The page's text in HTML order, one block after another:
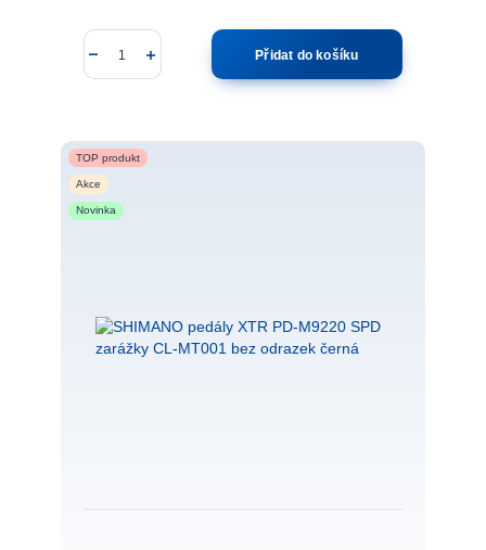
Přidat do košíku
TOP produkt
Akce
Novinka